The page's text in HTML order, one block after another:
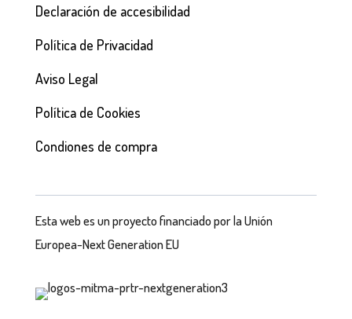
Declaración de accesibilidad
Política de Privacidad
Aviso Legal
Política de Cookies
Condiones de compra
Esta web es un proyecto financiado por la Unión
Europea-Next Generation EU